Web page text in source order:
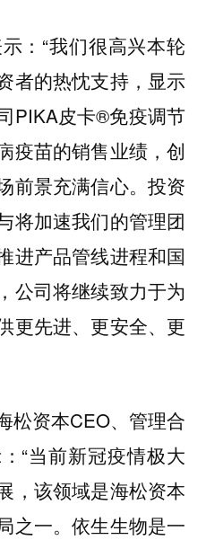
：“我们很高兴本轮
者的热忱支持，显示
PIKA皮卡®免疫调节
疫苗的销售业绩，创
前景充满信心。投资
将加速我们的管理团
进产品管线进程和国
公司将继续致力于为
更先进、更安全、更
松资本CEO、管理合
“当前新冠疫情极大
，该领域是海松资本
之一。依生生物是一